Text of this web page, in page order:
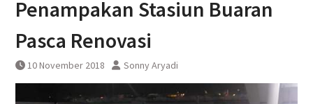
Penampakan Stasiun Buaran
Pasca Renovasi
10 November 2018 Sonny Aryadi